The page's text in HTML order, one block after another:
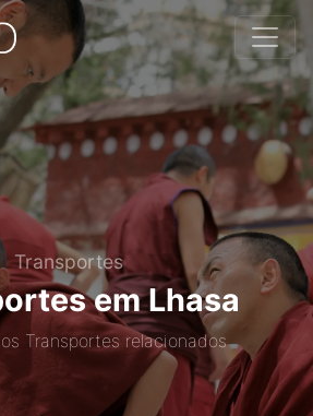
Transportes
em Lhasa
Transportes relacionados